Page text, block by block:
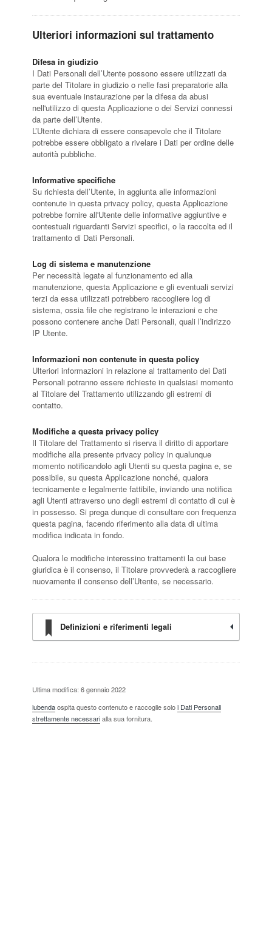
Ulteriori informazioni sul trattamento
Difesa in giudizio
I Dati Personali dell’Utente possono essere utilizzati da
parte del Titolare in giudizio o nelle fasi preparatorie alla
sua eventuale instaurazione per la difesa da abusi
nell'utilizzo di questa Applicazione o dei Servizi connessi
da parte dell’Utente.
L’Utente dichiara di essere consapevole che il Titolare
potrebbe essere obbligato a rivelare i Dati per ordine delle
autorità pubbliche.
Informative specifiche
Su richiesta dell’Utente, in aggiunta alle informazioni
contenute in questa privacy policy, questa Applicazione
potrebbe fornire all'Utente delle informative aggiuntive e
contestuali riguardanti Servizi specifici, o la raccolta ed il
trattamento di Dati Personali.
Log di sistema e manutenzione
Per necessità legate al funzionamento ed alla
manutenzione, questa Applicazione e gli eventuali servizi
terzi da essa utilizzati potrebbero raccogliere log di
sistema, ossia file che registrano le interazioni e che
possono contenere anche Dati Personali, quali l’indirizzo
IP Utente.
Informazioni non contenute in questa policy
Ulteriori informazioni in relazione al trattamento dei Dati
Personali potranno essere richieste in qualsiasi momento
al Titolare del Trattamento utilizzando gli estremi di
contatto.
Modifiche a questa privacy policy
Il Titolare del Trattamento si riserva il diritto di apportare
modifiche alla presente privacy policy in qualunque
momento notificandolo agli Utenti su questa pagina e, se
possibile, su questa Applicazione nonché, qualora
tecnicamente e legalmente fattibile, inviando una notifica
agli Utenti attraverso uno degli estremi di contatto di cui è
in possesso. Si prega dunque di consultare con frequenza
questa pagina, facendo riferimento alla data di ultima
modifica indicata in fondo.
Qualora le modifiche interessino trattamenti la cui base
giuridica è il consenso, il Titolare provvederà a raccogliere
nuovamente il consenso dell’Utente, se necessario.
Definizioni e riferimenti legali
Ultima modifica: 6 gennaio 2022
iubendaospita questo contenuto e raccoglie soloi Dati Personali
strettamente necessarialla sua fornitura.